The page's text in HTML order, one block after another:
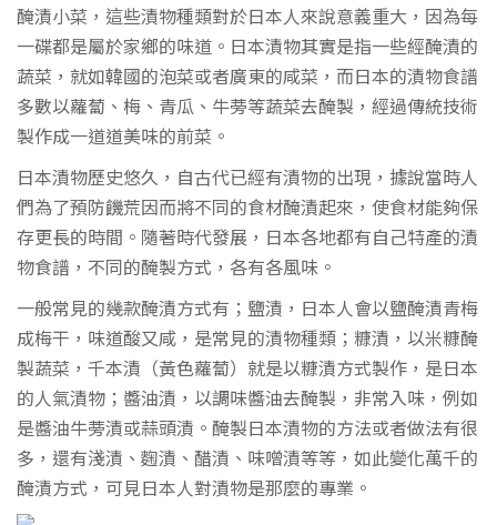
醃漬小菜，這些漬物種類對於日本人來說意義重大，因為每
一碟都是屬於家鄉的味道。日本漬物其實是指一些經醃漬的
蔬菜，就如韓國的泡菜或者廣東的咸菜，而日本的漬物食譜
多數以蘿蔔、梅、青瓜、牛蒡等蔬菜去醃製，經過傳統技術
製作成一道道美味的前菜。
日本漬物歷史悠久，自古代已經有漬物的出現，據說當時人
們為了預防饑荒因而將不同的食材醃漬起來，使食材能夠保
存更長的時間。隨著時代發展，日本各地都有自己特產的漬
物食譜，不同的醃製方式，各有各風味。
一般常見的幾款醃漬方式有；鹽漬，日本人會以鹽醃漬青梅
成梅干，味道酸又咸，是常見的漬物種類；糠漬，以米糠醃
製蔬菜，千本漬（黃色蘿蔔）就是以糠漬方式製作，是日本
的人氣漬物；醬油漬，以調味醬油去醃製，非常入味，例如
是醬油牛蒡漬或蒜頭漬。醃製日本漬物的方法或者做法有很
多，還有淺漬、麴漬、醋漬、味噌漬等等，如此變化萬千的
醃漬方式，可見日本人對漬物是那麼的專業。